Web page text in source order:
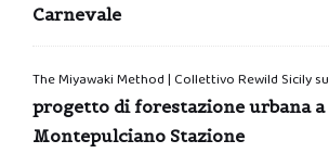
Carnevale
The Miyawaki Method | Collettivo Rewild Sicilysu
progetto di forestazione urbana a
Montepulciano Stazione